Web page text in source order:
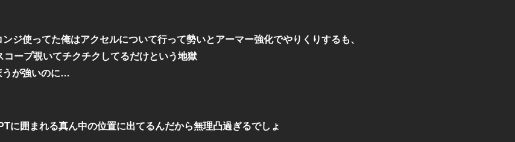
ジ使ってた俺はアクセルについて行って勢いとアーマー強化でやりくりするも、
ープ覗いてチクチクしてるだけという地獄
うが強いのに…
に囲まれる真ん中の位置に出てるんだから無理凸過ぎるでしょ